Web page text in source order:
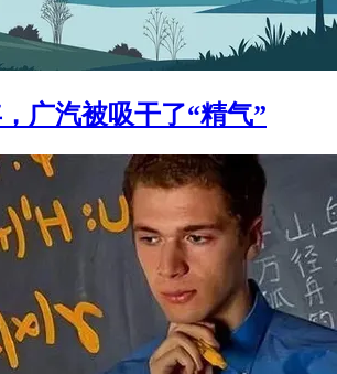
广汽被吸干了“精气”